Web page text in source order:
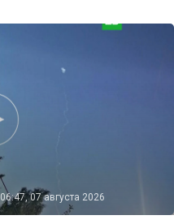
06:47, 07 августа 2026